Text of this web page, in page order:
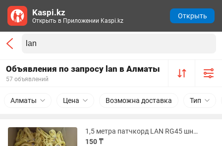
Объявления по запросу lan в Алматы
57 объявлений
Алматы Цена Возможна доставка Тип
1,5 метра патчкорд LAN RG45 шнур кабель сетевой оригинал
150 ₸
Kaspi.kz
Открыть в Приложении Kaspi.kz
Открыть